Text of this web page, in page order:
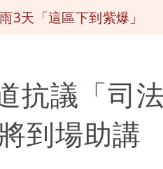
3天「這區下到紫爆」
抗議「司
到場助講